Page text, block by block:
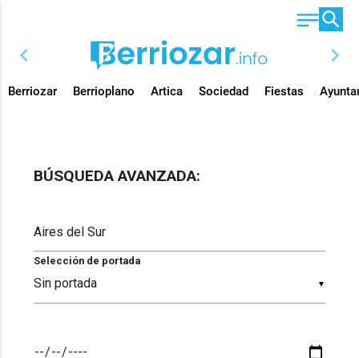
chevron_left chevron_right
Berriozar Berrioplano Artica Sociedad Fiestas
BÚSQUEDA AVANZADA:
▼
Selección de portada